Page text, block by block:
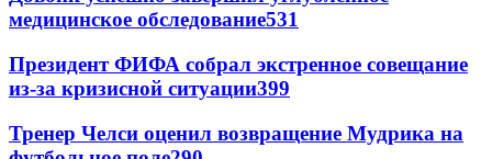
медицинское обследование531
Президент ФИФА собрал экстренное совещание
из-за кризисной ситуации399
Тренер Челси оценил возвращение Мудрика на